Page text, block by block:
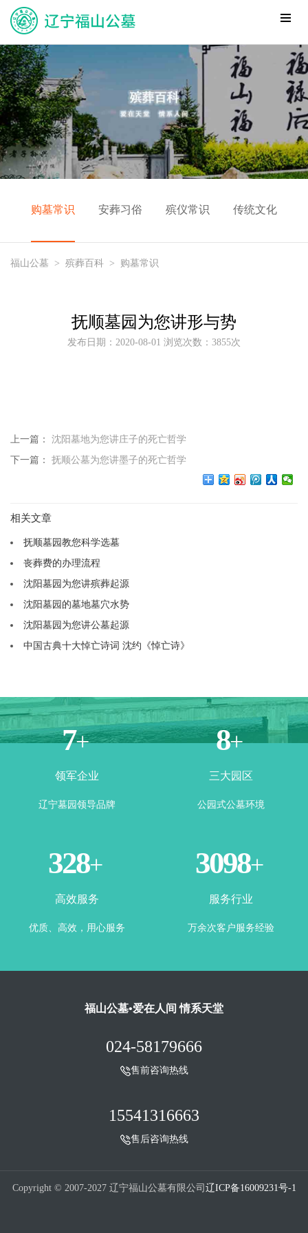
购墓常识 安葬习俗 殡仪常识 传统文化
福山公墓 > 殡葬百科 > 购墓常识
抚顺墓园为您讲形与势
发布日期：2020-08-01 浏览次数：3855次
上一篇： 沈阳墓地为您讲庄子的死亡哲学
下一篇： 抚顺公墓为您讲墨子的死亡哲学
相关文章
抚顺墓园教您科学选墓
丧葬费的办理流程
沈阳墓园为您讲殡葬起源
沈阳墓园的墓地墓穴水势
沈阳墓园为您讲公墓起源
中国古典十大悼亡诗词 沈约《悼亡诗》
4+
领军企业
辽宁墓园领导品牌
6+
三大园区
公园式公墓环境
344+
高效服务
优质、高效，用心服务
3270+
服务行业
万余次客户服务经验
福山公墓•爱在人间 情系天堂
024-58179666
售前咨询热线
15541316663
售后咨询热线
Copyright © 2007-2027 辽宁福山公墓有限公司 辽ICP备16009231号-1